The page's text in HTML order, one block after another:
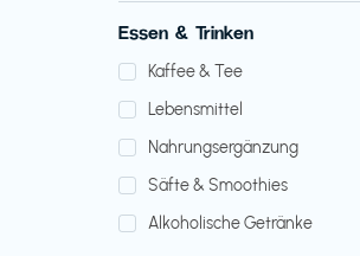
Essen & Trinken
Kaffee & Tee
Lebensmittel
Nahrungsergänzung
Säfte & Smoothies
Alkoholische Getränke